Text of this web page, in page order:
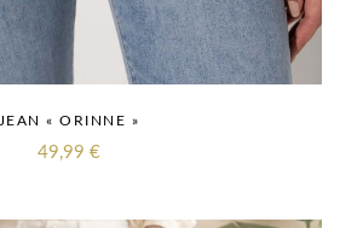
JEAN « ORINNE »
49,99 €